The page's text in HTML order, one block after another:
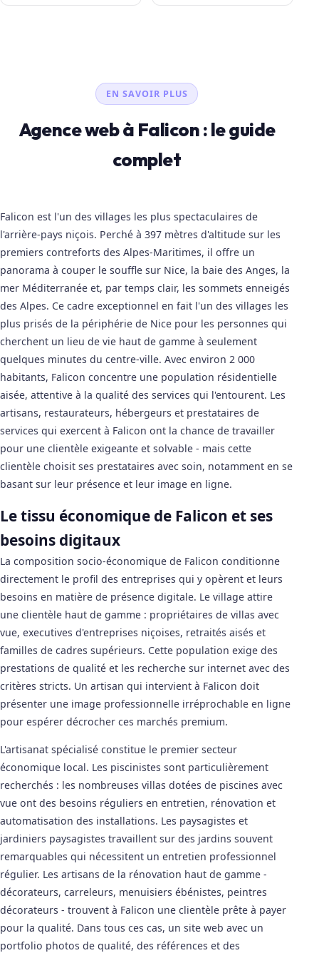
EN SAVOIR PLUS
Agence web à Falicon : le guide
complet
Falicon est l'un des villages les plus spectaculaires de
l'arrière-pays niçois. Perché à 397 mètres d'altitude sur les
premiers contreforts des Alpes-Maritimes, il offre un
panorama à couper le souffle sur Nice, la baie des Anges, la
mer Méditerranée et, par temps clair, les sommets enneigés
des Alpes. Ce cadre exceptionnel en fait l'un des villages les
plus prisés de la périphérie de Nice pour les personnes qui
cherchent un lieu de vie haut de gamme à seulement
quelques minutes du centre-ville. Avec environ 2 000
habitants, Falicon concentre une population résidentielle
aisée, attentive à la qualité des services qui l'entourent. Les
artisans, restaurateurs, hébergeurs et prestataires de
services qui exercent à Falicon ont la chance de travailler
pour une clientèle exigeante et solvable - mais cette
clientèle choisit ses prestataires avec soin, notamment en se
basant sur leur présence et leur image en ligne.
Le tissu économique de Falicon et ses
besoins digitaux
La composition socio-économique de Falicon conditionne
directement le profil des entreprises qui y opèrent et leurs
besoins en matière de présence digitale. Le village attire
une clientèle haut de gamme : propriétaires de villas avec
vue, executives d'entreprises niçoises, retraités aisés et
familles de cadres supérieurs. Cette population exige des
prestations de qualité et les recherche sur internet avec des
critères stricts. Un artisan qui intervient à Falicon doit
présenter une image professionnelle irréprochable en ligne
pour espérer décrocher ces marchés premium.
L'artisanat spécialisé constitue le premier secteur
économique local. Les piscinistes sont particulièrement
recherchés : les nombreuses villas dotées de piscines avec
vue ont des besoins réguliers en entretien, rénovation et
automatisation des installations. Les paysagistes et
jardiniers paysagistes travaillent sur des jardins souvent
remarquables qui nécessitent un entretien professionnel
régulier. Les artisans de la rénovation haut de gamme -
décorateurs, carreleurs, menuisiers ébénistes, peintres
décorateurs - trouvent à Falicon une clientèle prête à payer
pour la qualité. Dans tous ces cas, un site web avec un
portfolio photos de qualité, des références et des